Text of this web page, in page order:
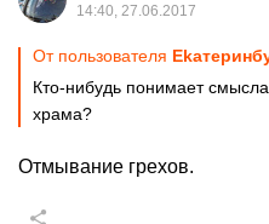
14:40, 27.06.2017
От пользователя
Кто-нибудь понимает
храма?
Отмывание грехов.